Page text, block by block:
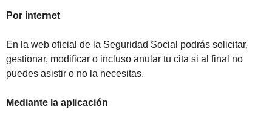
Por internet
En la web oficial de la Seguridad Social podrás solicitar,
gestionar, modificar o incluso anular tu cita si al final no
puedes asistir o no la necesitas.
Mediante la aplicación